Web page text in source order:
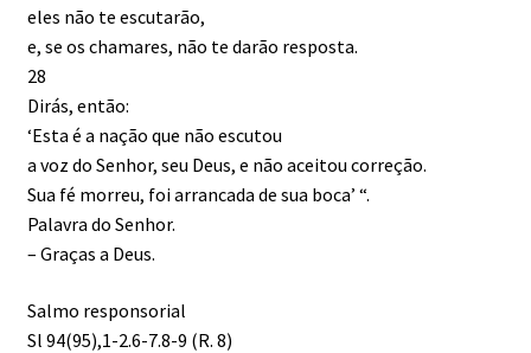
eles não te escutarão,
e, se os chamares, não te darão resposta.
28
Dirás, então:
‘Esta é a nação que não escutou
a voz do Senhor, seu Deus, e não aceitou correção.
Sua fé morreu, foi arrancada de sua boca’ “.
Palavra do Senhor.
– Graças a Deus.
Salmo responsorial
Sl 94(95),1-2.6-7.8-9 (R. 8)